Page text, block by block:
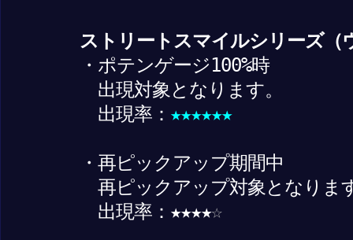
ストリートスマイルシリーズ
・ポテンゲージ100%時
出現対象となります。
出現率： ★★★★★★
・再ピックアップ期間中
再ピックアップ対象となりま
出現率：★★★★☆